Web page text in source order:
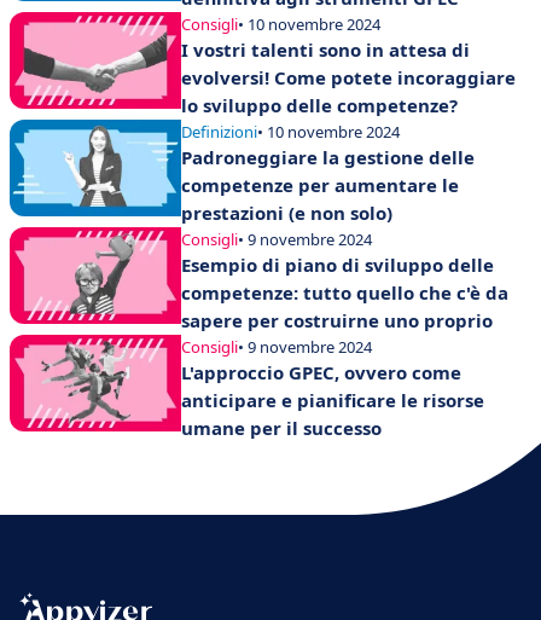
Consigli• 10 novembre 2024
I vostri talenti sono in attesa di
evolversi! Come potete incoraggiare
lo sviluppo delle competenze?
Definizioni• 10 novembre 2024
Padroneggiare la gestione delle
competenze per aumentare le
prestazioni (e non solo)
Consigli• 9 novembre 2024
Esempio di piano di sviluppo delle
competenze: tutto quello che c'è da
sapere per costruirne uno proprio
Consigli• 9 novembre 2024
L'approccio GPEC, ovvero come
anticipare e pianificare le risorse
umane per il successo